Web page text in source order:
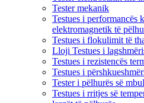
Tester mekanik
Testues i performancës
elektromagnetik të
Testues i flokulimit të
Lloji Testues i
Testues i rezistencës
Testues i
Tester i pëlhurës së
Testues i rritjes së